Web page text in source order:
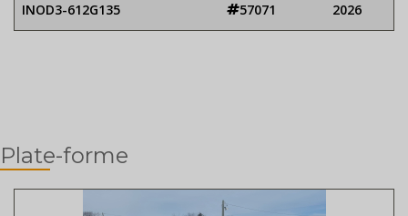
INOD3-612G135 57071 2026
Plate-forme